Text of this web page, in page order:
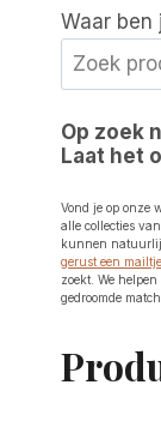
Waar ben
Op zoek
Laat het
Vond je op onze
alle collecties
kunnen
gerust een mailtje
zoekt. We
gedroomde